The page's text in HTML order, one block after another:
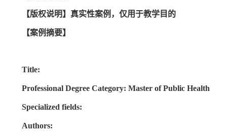
【版权说明】真实性案例，仅用于教学目的
【案例摘要】
Title:
Professional Degree Category: Master of Public Health
Specialized fields:
Authors: